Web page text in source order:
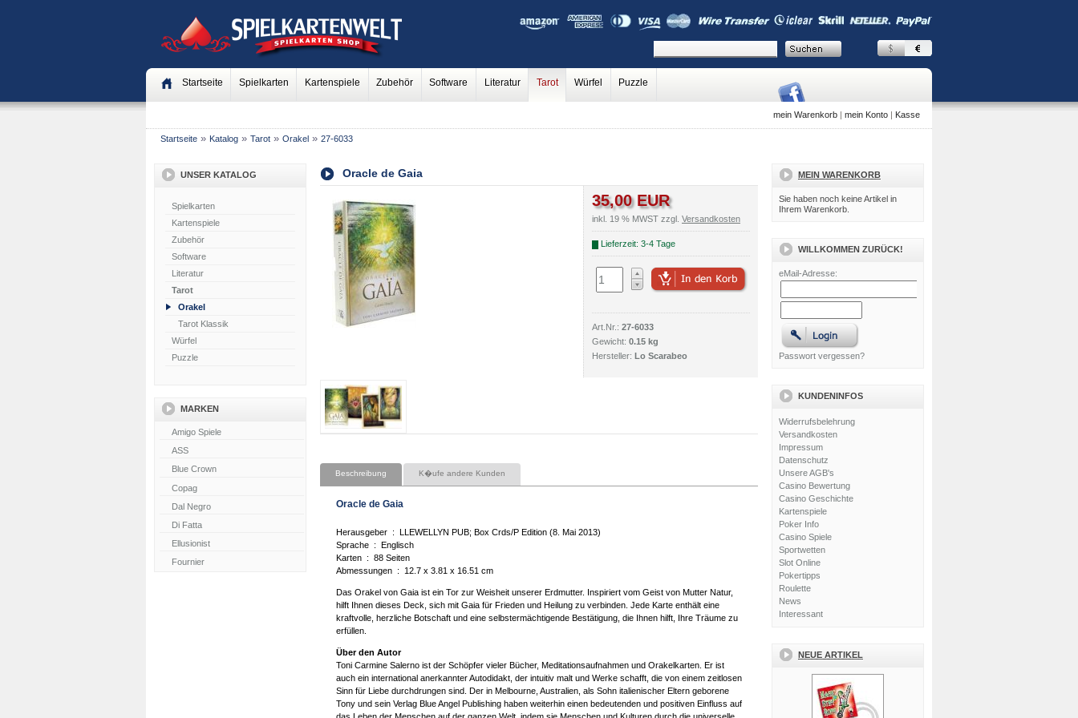
Startseite Spielkarten Kartenspiele Zubehör Software Literatur Tarot Würfel Puzzle
mein Warenkorb | mein Konto | Kasse
Startseite » Katalog » Tarot » Orakel » 27-6033
UNSER KATALOG
Spielkarten
Kartenspiele
Zubehör
Software
Literatur
Tarot
Orakel
Tarot Klassik
Würfel
Puzzle
MARKEN
MEIN WARENKORB
Sie haben noch keine Artikel in
Ihrem Warenkorb.
WILLKOMMEN ZURÜCK!
eMail-Adresse:
Passwort vergessen?
KUNDENINFOS
Widerrufsbelehrung
Versandkosten
Impressum
Datenschutz
Unsere AGB's
Casino Bewertung
Casino Geschichte
Kartenspiele
Poker Info
Casino Spiele
Sportwetten
Slot Online
Pokertipps
Roulette
News
Interessant
NEUE ARTIKEL
Oracle de Gaia
35,00 EUR
inkl. 19 % MWST zzgl. Versandkosten
Lieferzeit: 3-4 Tage
Art.Nr.: 27-6033
Gewicht: 0.15 kg
Hersteller: Lo Scarabeo
Beschreibung K�ufe andere Kunden
Oracle de Gaia
Herausgeber ‏ : ‎ LLEWELLYN PUB; Box Crds/P Edition (8. Mai 2013)
Sprache ‏ : ‎ Englisch
Karten ‏ : ‎ 88 Seiten
Abmessungen ‏ : ‎ 12.7 x 3.81 x 16.51 cm
Das Orakel von Gaia ist ein Tor zur Weisheit unserer Erdmutter. Inspiriert vom Geist von Mutter Natur,
hilft Ihnen dieses Deck, sich mit Gaia für Frieden und Heilung zu verbinden. Jede Karte enthält eine
kraftvolle, herzliche Botschaft und eine selbstermächtigende Bestätigung, die Ihnen hilft, Ihre Träume zu
erfüllen.
Über den Autor
Toni Carmine Salerno ist der Schöpfer vieler Bücher, Meditationsaufnahmen und Orakelkarten. Er ist
auch ein international anerkannter Autodidakt, der intuitiv malt und Werke schafft, die von einem zeitlosen
Sinn für Liebe durchdrungen sind. Der in Melbourne, Australien, als Sohn italienischer Eltern geborene
Tony und sein Verlag Blue Angel Publishing haben weiterhin einen bedeutenden und positiven Einfluss auf